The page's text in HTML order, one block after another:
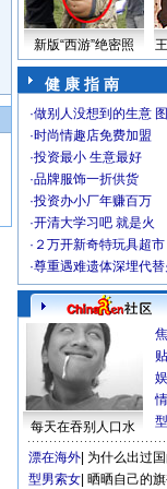
新版“西游”绝密照
健 康 指 南
·做别人没想到的生意 图
·时尚情趣店免费加盟
·投资最小 生意最好
·品牌服饰一折供货
·投资办小厂年赚百万
·开清大学习吧 就是火
· ２万开新奇特玩具超市
·尊重遇难遗体深埋代
每天在吞别人口水
漂在海外 为什么出过
型男索女 晒晒自己的